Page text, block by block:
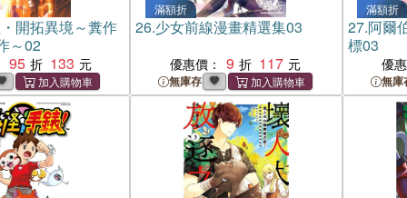
開拓異境～糞作
～02
95 133
滿額折
26.少女前線漫畫精選集03
優惠價： 9 117
無庫存
滿額折
27.阿爾
標03
優
無庫